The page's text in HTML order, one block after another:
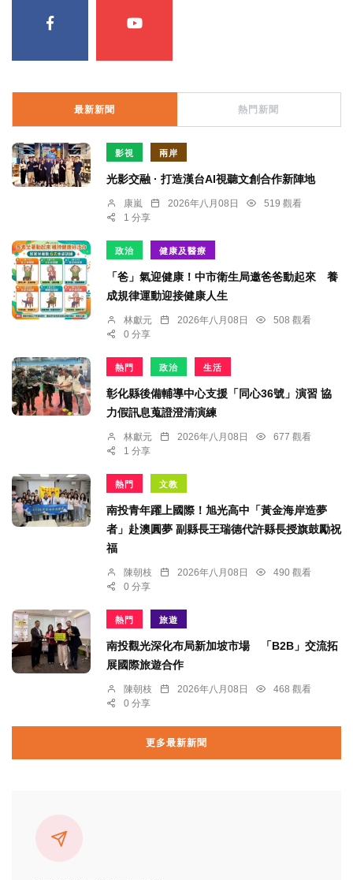
最新新聞 熱門新聞
影視 兩岸
光影交融 · 打造漢台AI視聽文創合作新陣地
康嵐 2026年八月08日
519 觀看
1 分享
政治 健康及醫療
「爸」氣迎健康！中市衛生局邀爸爸動起來 養
成規律運動迎接健康人生
林獻元 2026年八月08日
508 觀看
0 分享
熱門 政治 生活
彰化縣後備輔導中心支援「同心36號」演習 協
力假訊息蒐證澄清演練
林獻元 2026年八月08日
677 觀看
1 分享
熱門 文教
南投青年躍上國際！旭光高中「黃金海岸造夢
者」赴澳圓夢 副縣長王瑞德代許縣長授旗鼓勵祝
福
陳朝枝 2026年八月08日
490 觀看
0 分享
熱門 旅遊
南投觀光深化布局新加坡市場 「B2B」交流拓
展國際旅遊合作
陳朝枝 2026年八月08日
468 觀看
0 分享
更多最新新聞